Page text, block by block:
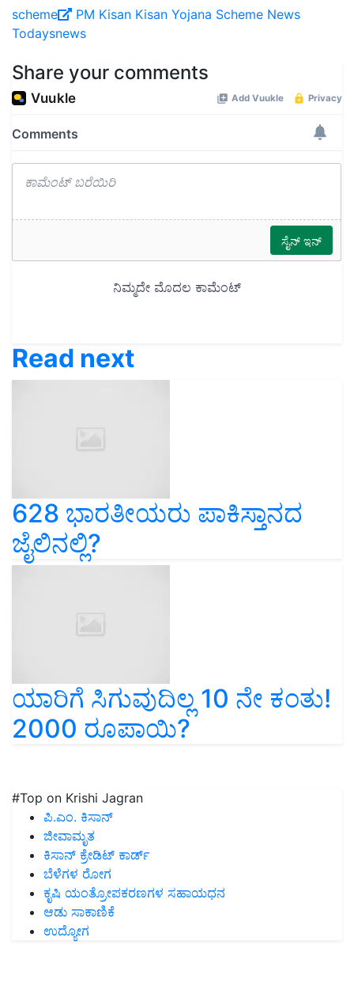
scheme PM Kisan Kisan Yojana Scheme News
Todaysnews
Share your comments
Read next
628 ಭಾರತೀಯರು ಪಾಕಿಸ್ತಾನದ
ಜೈಲಿನಲ್ಲಿ?
ಯಾರಿಗೆ ಸಿಗುವುದಿಲ್ಲ 10 ನೇ ಕಂತು!
2000 ರೂಪಾಯಿ?
#Top on Krishi Jagran
ಪಿ.ಎಂ. ಕಿಸಾನ್
ಜೀವಾಮೃತ
ಕಿಸಾನ್ ಕ್ರೇಡಿಟ್ ಕಾರ್ಡ್
ಬೆಳೆಗಳ ರೋಗ
ಕೃಷಿ ಯಂತ್ರೋಪಕರಣಗಳ ಸಹಾಯಧನ
ಆಡು ಸಾಕಾಣಿಕೆ
ಉದ್ಯೋಗ